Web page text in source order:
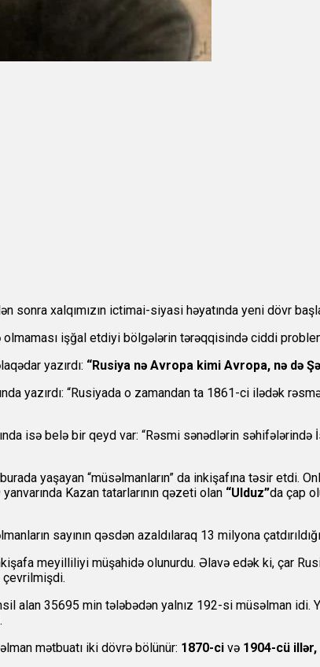
sonra xalqımızın ictimai-siyasi həyatında yeni dövr
işğal etdiyi bölgələrin tərəqqisində ciddi
yazırdı: “Rusiya nə Avropa kimi Avropa, nə də
yazırdı: “Rusiyada o zamandan ta 1861-ci ilədək
isə belə bir qeyd var: “Rəsmi sənədlərin
yaşayan “müsəlmanların” da inkişafına təsir etdi.
Kazan tatarlarının qəzeti olan “Ulduz”da çap
sayının qəsdən azaldılaraq 13 milyona
meyilliliyi müşahidə olunurdu. Əlavə edək ki, çar
çevrilmişdi.
alan 35695 min tələbədən yalnız 192-si müsəlman idi.
mətbuatı iki dövrə bölünür: 1870-ci və 1904-cü